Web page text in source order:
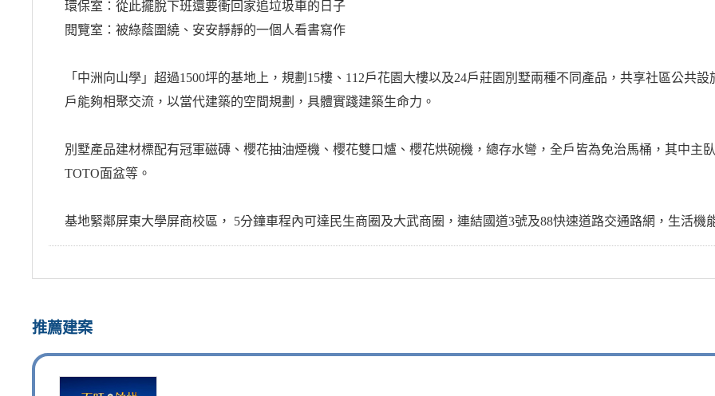
環保室：從此擺脫下班還要衝回家追垃圾車的日子
閱覽室：被綠蔭圍繞、安安靜靜的一個人看書寫作
「中洲向山學」超過1500坪的基地上，規劃15樓、112戶花園大樓以及24戶莊園別墅兩種不同產品，共享社區公共
戶能夠相聚交流，以當代建築的空間規劃，具體實踐建築生命力。
別墅產品建材標配有冠軍磁磚、櫻花抽油煙機、櫻花雙口爐、櫻花烘碗機，總存水彎，全戶皆為免治馬桶，其中主臥
TOTO面盆等。
基地緊鄰屏東大學屏商校區， 5分鐘車程內可達民生商圈及大武商圈，連結國道3號及88快速道路交通路網，生活機
推薦建案